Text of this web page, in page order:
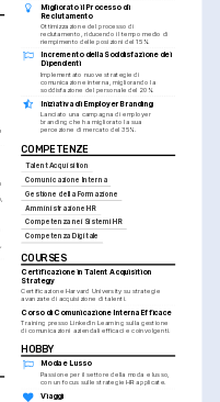
Migliorato il Processo di
Reclutamento
Ottimizzazione del processo di
reclutamento, riducendo il tempo medio di
riempimento delle posizioni del 15%.
Incremento della Soddisfazione dei
Dipendenti
Implementato nuove strategie di
comunicazione interna, migliorando la
soddisfazione del personale del 20%.
Iniziativa di Employer Branding
Lanciato una campagna di employer
branding che ha migliorato la sua
percezione di mercato del 35%.
COMPETENZE
Talent Acquisition
Comunicazione Interna
Gestione della Formazione
Amministrazione HR
Competenza nei Sistemi HR
Competenza Digitale
COURSES
Certificazione in Talent Acquisition
Strategy
Certificazione Harvard University su strategie
avanzate di acquisizione di talenti.
Corso di Comunicazione Interna Efficace
Training presso LinkedIn Learning sulla gestione
di comunicazioni aziendali efficaci e coinvolgenti.
HOBBY
Moda e Lusso
Passione per il settore della moda e lusso,
con un focus sulle strategie HR applicate.
Viaggi